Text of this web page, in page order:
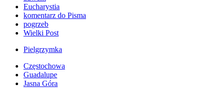
Eucharystia
komentarz do Pisma
pogrzeb
Wielki Post
Pielgrzymka
Częstochowa
Guadalupe
Jasna Góra